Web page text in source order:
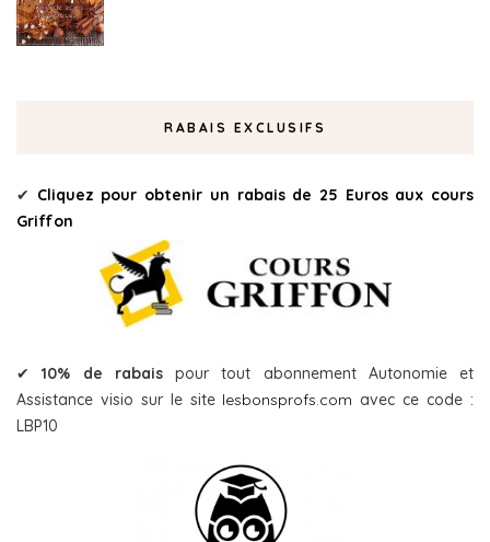
RABAIS EXCLUSIFS
✔ Cliquez pour obtenir un rabais de 25 Euros aux cours
Griffon
✔10% de rabaispour tout abonnement Autonomie et
Assistance visio sur le site lesbonsprofs.com avec ce code :
LBP10